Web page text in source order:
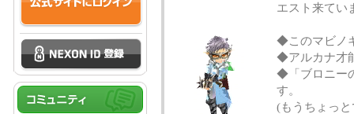
エスト来てい
◆このマビノ
◆アルカナ才
◆「ブロニー
す。
(もうちょっ